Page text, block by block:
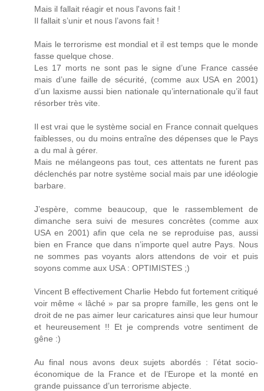
Mais il fallait réagir et nous l'avons fait !
Il fallait s’unir et nous l’avons fait !
Mais le terrorisme est mondial et il est temps que le monde
fasse quelque chose.
Les 17 morts ne sont pas le signe d’une France cassée
mais d’une faille de sécurité, (comme aux USA en 2001)
d’un laxisme aussi bien nationale qu’internationale qu’il faut
résorber très vite.
Il est vrai que le système social en France connait quelques
faiblesses, ou du moins entraîne des dépenses que le Pays
a du mal à gérer.
Mais ne mélangeons pas tout, ces attentats ne furent pas
déclenchés par notre système social mais par une idéologie
barbare.
J’espère, comme beaucoup, que le rassemblement de
dimanche sera suivi de mesures concrètes (comme aux
USA en 2001) afin que cela ne se reproduise pas, aussi
bien en France que dans n’importe quel autre Pays. Nous
ne sommes pas voyants alors attendons de voir et puis
soyons comme aux USA : OPTIMISTES ;)
Vincent B effectivement Charlie Hebdo fut fortement critiqué
voir même « lâché » par sa propre famille, les gens ont le
droit de ne pas aimer leur caricatures ainsi que leur humour
et heureusement !! Et je comprends votre sentiment de
gêne :)
Au final nous avons deux sujets abordés : l’état socio-
économique de la France et de l’Europe et la monté en
grande puissance d’un terrorisme abjecte.